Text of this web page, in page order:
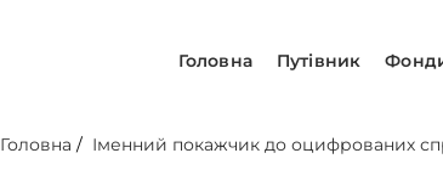
Головна Путівник
Головна / Іменний покажчик до оцифрованих